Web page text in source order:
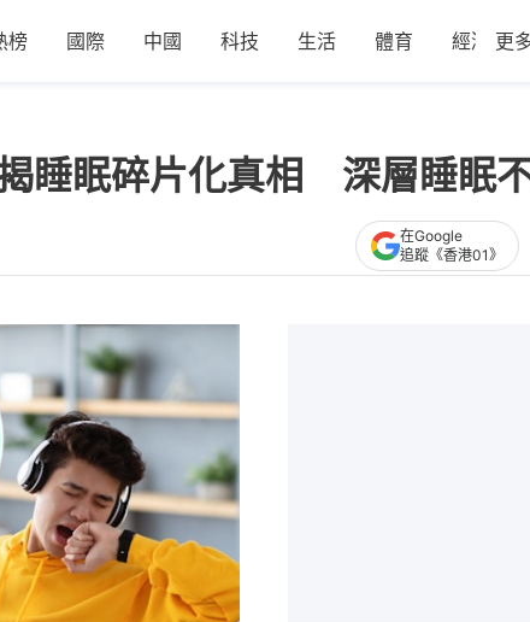
榜 國際 中國 科技 生活 體育 經濟 更
睡眠碎片化真相 深層睡眠
在Google
追蹤《香港01》